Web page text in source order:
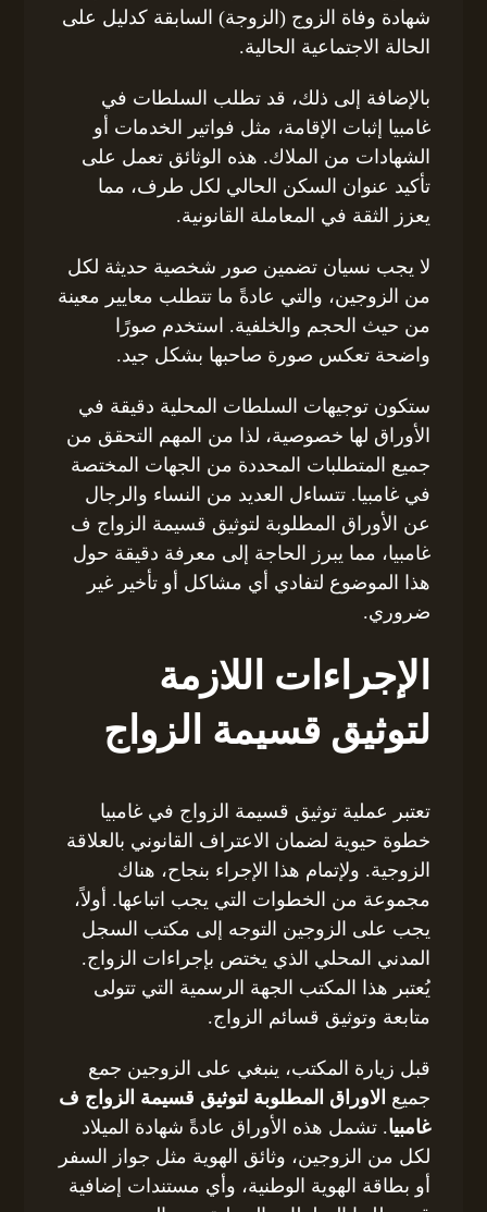
شهادة وفاة الزوج (الزوجة) السابقة كدليل على
الحالة الاجتماعية الحالية.
بالإضافة إلى ذلك، قد تطلب السلطات في
غامبيا إثبات الإقامة، مثل فواتير الخدمات أو
الشهادات من الملاك. هذه الوثائق تعمل على
تأكيد عنوان السكن الحالي لكل طرف، مما
يعزز الثقة في المعاملة القانونية.
لا يجب نسيان تضمين صور شخصية حديثة لكل
من الزوجين، والتي عادةً ما تتطلب معايير معينة
من حيث الحجم والخلفية. استخدم صورًا
واضحة تعكس صورة صاحبها بشكل جيد.
ستكون توجيهات السلطات المحلية دقيقة في
الأوراق لها خصوصية، لذا من المهم التحقق من
جميع المتطلبات المحددة من الجهات المختصة
في غامبيا. تتساءل العديد من النساء والرجال
عن الأوراق المطلوبة لتوثيق قسيمة الزواج ف
غامبيا، مما يبرز الحاجة إلى معرفة دقيقة حول
هذا الموضوع لتفادي أي مشاكل أو تأخير غير
ضروري.
الإجراءات اللازمة
لتوثيق قسيمة الزواج
تعتبر عملية توثيق قسيمة الزواج في غامبيا
خطوة حيوية لضمان الاعتراف القانوني بالعلاقة
الزوجية. ولإتمام هذا الإجراء بنجاح، هناك
مجموعة من الخطوات التي يجب اتباعها. أولاً،
يجب على الزوجين التوجه إلى مكتب السجل
المدني المحلي الذي يختص بإجراءات الزواج.
يُعتبر هذا المكتب الجهة الرسمية التي تتولى
متابعة وتوثيق قسائم الزواج.
قبل زيارة المكتب، ينبغي على الزوجين جمع
جميع الاوراق المطلوبة لتوثيق قسيمة الزواج ف
غامبيا. تشمل هذه الأوراق عادةً شهادة الميلاد
لكل من الزوجين، وثائق الهوية مثل جواز السفر
أو بطاقة الهوية الوطنية، وأي مستندات إضافية